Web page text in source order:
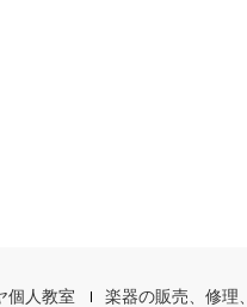
個人教室 楽器の販売、修理